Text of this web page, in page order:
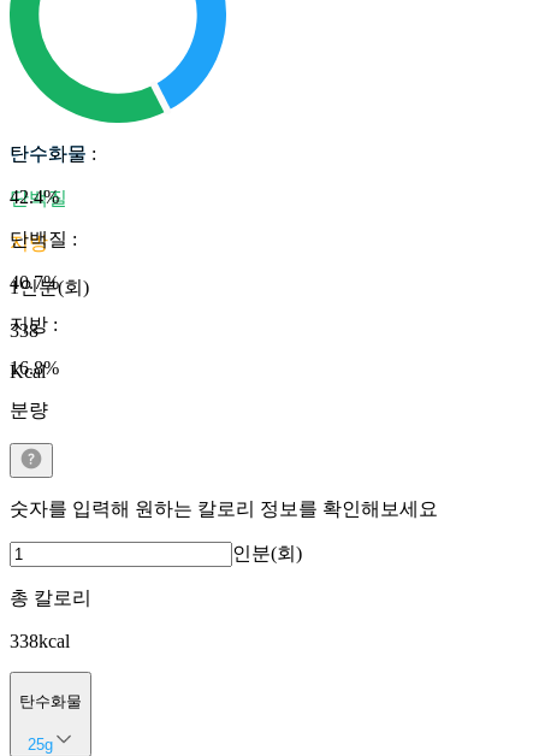
탄수화물
단백질
지방
1인분(회)
338
Kcal
탄수화물 :
42.4%
단백질 :
40.7%
지방 :
16.8%
분량
숫자를 입력해 원하는 칼로리 정보를 확인해보세요
인분(회)
총 칼로리
338kcal
탄수화물
25g